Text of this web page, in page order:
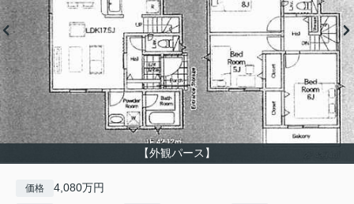
【外観パース】
価格 4,080万円